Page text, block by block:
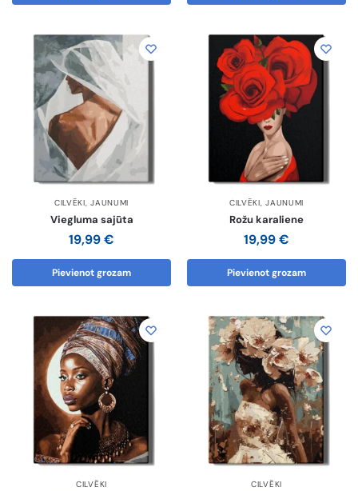
CILVĒKI,JAUNUMI
Viegluma sajūta
19,99€
Pievienot grozam
CILVĒKI,JAUNUMI
Rožu karaliene
19,99€
Pievienot grozam
CILVĒKI CILVĒKI